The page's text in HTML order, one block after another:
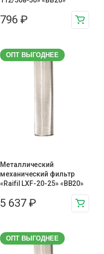
796 ₽
ОПТ ВЫГОДНЕЕ
Металлический
механический фильтр
«Raifil LXF-20-25» «BB20»
5 637 ₽
ОПТ ВЫГОДНЕЕ